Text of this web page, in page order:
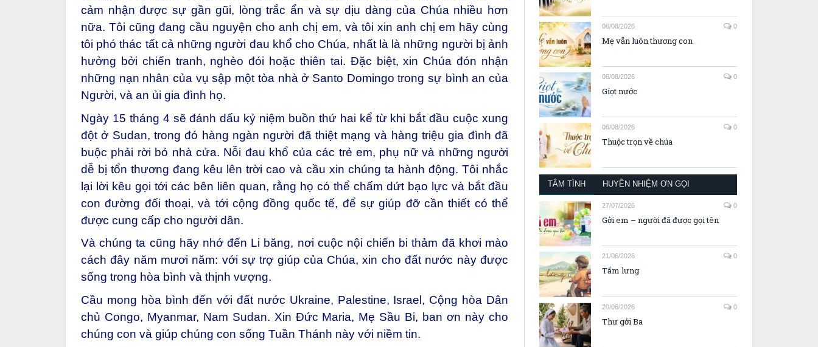
cảm nhận được sự gần gũi, lòng trắc ẩn và sự dịu dàng của Chúa nhiều hơn
nữa. Tôi cũng đang cầu nguyện cho anh chị em, và tôi xin anh chị em hãy cùng
tôi phó thác tất cả những người đau khổ cho Chúa, nhất là là những người bị ảnh
hưởng bởi chiến tranh, nghèo đói hoặc thiên tai. Đặc biệt, xin Chúa đón nhận
những nạn nhân của vụ sập một tòa nhà ở Santo Domingo trong sự bình an của
Người, và an ủi gia đình họ.
Ngày 15 tháng 4 sẽ đánh dấu kỷ niệm buồn thứ hai kể từ khi bắt đầu cuộc xung
đột ở Sudan, trong đó hàng ngàn người đã thiệt mạng và hàng triệu gia đình đã
buộc phải rời bỏ nhà cửa. Nỗi đau khổ của các trẻ em, phụ nữ và những người
dễ bị tổn thương đang kêu lên trời cao và cầu xin chúng ta hành động. Tôi nhắc
lại lời kêu gọi tới các bên liên quan, rằng họ có thể chấm dứt bạo lực và bắt đầu
con đường đối thoại, và tới cộng đồng quốc tế, để sự giúp đỡ cần thiết có thể
được cung cấp cho người dân.
Và chúng ta cũng hãy nhớ đến Li băng, nơi cuộc nội chiến bi thảm đã khơi mào
cách đây năm mươi năm: với sự trợ giúp của Chúa, xin cho đất nước này được
sống trong hòa bình và thịnh vượng.
Cầu mong hòa bình đến với đất nước Ukraine, Palestine, Israel, Cộng hòa Dân
chủ Congo, Myanmar, Nam Sudan. Xin Đức Maria, Mẹ Sầu Bi, ban ơn này cho
chúng con và giúp chúng con sống Tuần Thánh này với niềm tin.
06/08/2026 0
Mẹ vẫn luôn thương con
06/08/2026 0
Giọt nước
06/08/2026 0
Thuộc trọn về chúa
TÂM TÌNH HUYỀN NHIỆM ƠN GỌI
27/07/2026 0
Gởi em – người đã được gọi tên
21/06/2026 0
Tấm lưng
20/06/2026 0
Thư gởi Ba